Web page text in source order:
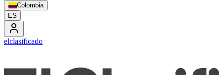
Colombia
ES
elclasificado